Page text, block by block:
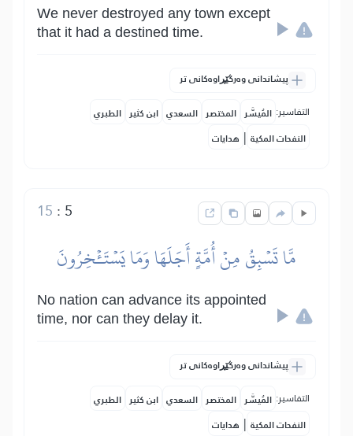
We never destroyed any town except
that it had a destined time.
پیشاندانی وەرگێڕاوەکانی تر
التفاسير: المُيسَّر المختصر السعدي ابن كثير الطبري
النفحات المكية | هدايات
5
:
15
مَّا تَسۡبِقُ مِنۡ أُمَّةٍ أَجَلَهَا وَمَا يَسۡتَـٔۡخِرُونَ
No nation can advance its appointed
time, nor can they delay it.
پیشاندانی وەرگێڕاوەکانی تر
التفاسير: المُيسَّر المختصر السعدي ابن كثير الطبري
النفحات المكية | هدايات